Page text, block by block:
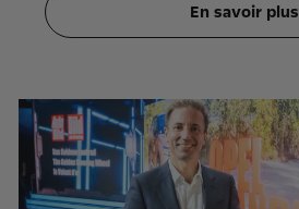
En savoir plus